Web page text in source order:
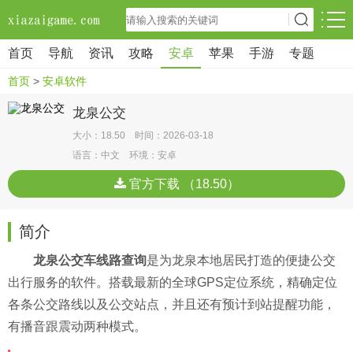
首页 导航 资讯 攻略 安卓 苹果 手游 专题
首页 > 安卓软件
龙泉公交
大小：18.50 时间：2026-03-18
语言：中文 环境：安卓
官方下载 （18.50）
简介
龙泉公交车线路查询是为龙泉本地居民打造的便捷公交
出行服务的软件。搭载最新的全球GPS定位系统，精确定位
各条公交路线以及公交站点，并且还有预计到站提醒功能，
有播音跟震动两种模式。